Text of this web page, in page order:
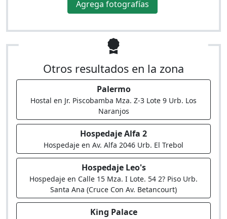
Agrega fotografías
Otros resultados en la zona
Palermo
Hostal en Jr. Piscobamba Mza. Z-3 Lote 9 Urb. Los
Naranjos
Hospedaje Alfa 2
Hospedaje en Av. Alfa 2046 Urb. El Trebol
Hospedaje Leo's
Hospedaje en Calle 15 Mza. I Lote. 54 2? Piso Urb.
Santa Ana (Cruce Con Av. Betancourt)
King Palace